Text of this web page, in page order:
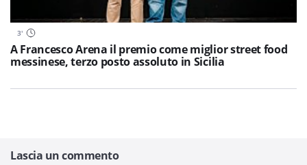
3'
A Francesco Arena il premio come miglior street food
messinese, terzo posto assoluto in Sicilia
Lascia un commento